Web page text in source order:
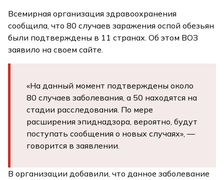
Всемирная организация здравоохранения
сообщила, что 80 случаев заражения оспой обезьян
были подтверждены в 11 странах. Об этом ВОЗ
заявило на своем сайте.
«На данный момент подтверждены около
80 случаев заболевания, а 50 находятся на
стадии расследования. По мере
расширения эпиднадзора, вероятно, будут
поступать сообщения о новых случаях», —
говорится в заявлении.
В организации добавили, что данное заболевание